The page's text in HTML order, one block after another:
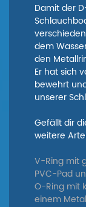
Damit der
dem
den
Er hat sich
bewehrt
unserer
Gefällt dir
weitere
V-Ring mit
PVC-Pad
O-Ring mit
einem